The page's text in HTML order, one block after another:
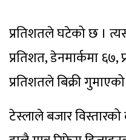
प्रतिशतले घटेको छ ।
प्रतिशत, डेनमार्कमा ६७,
प्रतिशतले बिक्री गुमाएको
टेस्लाले बजार